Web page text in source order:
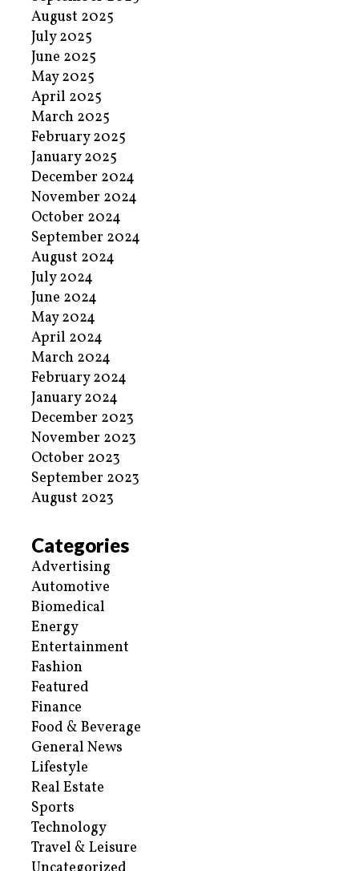
August 2025
July 2025
June 2025
May 2025
April 2025
March 2025
February 2025
January 2025
December 2024
November 2024
October 2024
September 2024
August 2024
July 2024
June 2024
May 2024
April 2024
March 2024
February 2024
January 2024
December 2023
November 2023
October 2023
September 2023
August 2023
Categories
Advertising
Automotive
Biomedical
Energy
Entertainment
Fashion
Featured
Finance
Food & Beverage
General News
Lifestyle
Real Estate
Sports
Technology
Travel & Leisure